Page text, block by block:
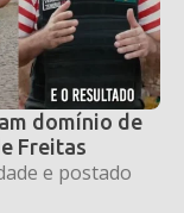
domínio de
Freitas
e postado